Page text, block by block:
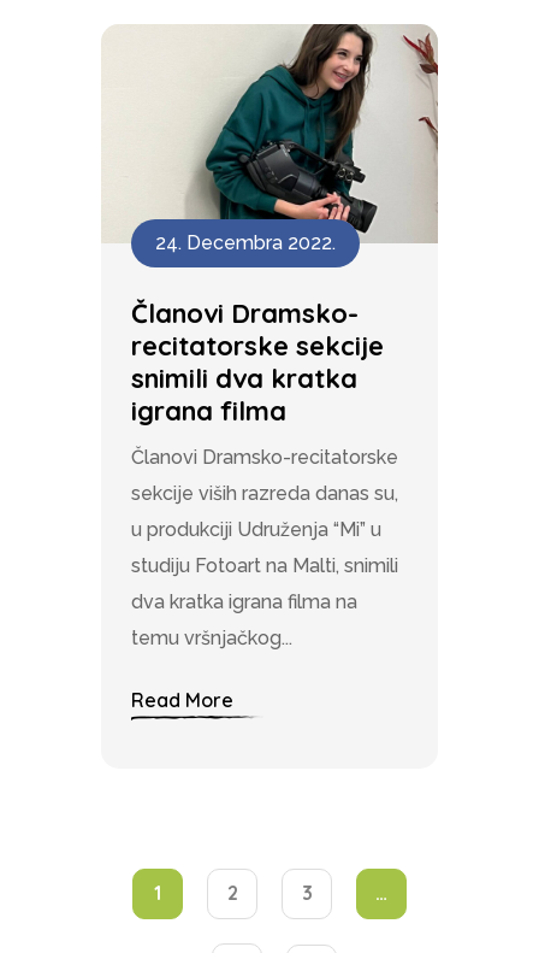
24. Decembra 2022.
Članovi Dramsko-
recitatorske sekcije
snimili dva kratka
igrana filma
Članovi Dramsko-recitatorske
sekcije viših razreda danas su,
u produkciji Udruženja “Mi” u
studiju Fotoart na Malti, snimili
dva kratka igrana filma na
temu vršnjačkog...
Read More
1 2 3 …